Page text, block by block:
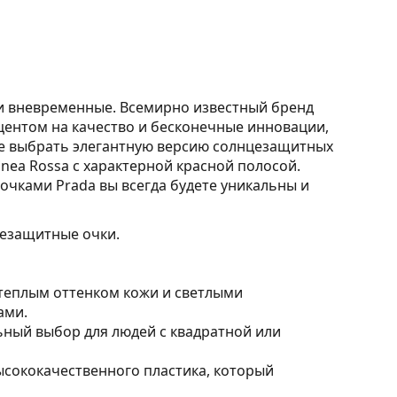
вневременные. Всемирно известный бренд
на качество и бесконечные инновации,
элегантную версию солнцезащитных
Rossa с характерной красной полосой.
Prada вы всегда будете уникальны и
очки.
оттенком кожи и светлыми
выбор для людей с квадратной или
пластика, который